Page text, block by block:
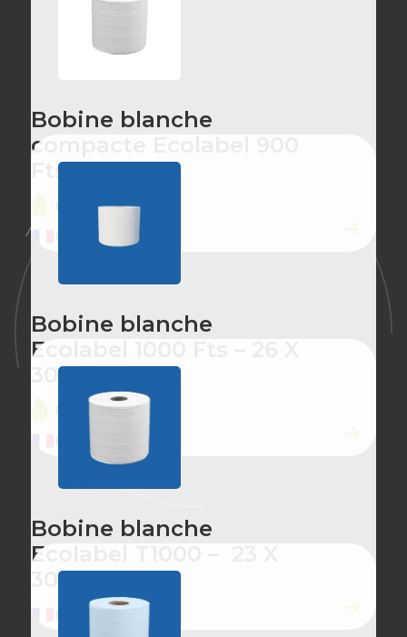
Bobine blanche
compacte Ecolabel 900
Fts – 18 X 20
ÉCO-CONÇU
MADE IN FRANCE
Bobine blanche
Ecolabel 1000 Fts – 26 X
ÉCO-CONÇU
MADE IN FRANCE
Bobine blanche
Ecolabel T1000 – 23 X
MADE IN FRANCE